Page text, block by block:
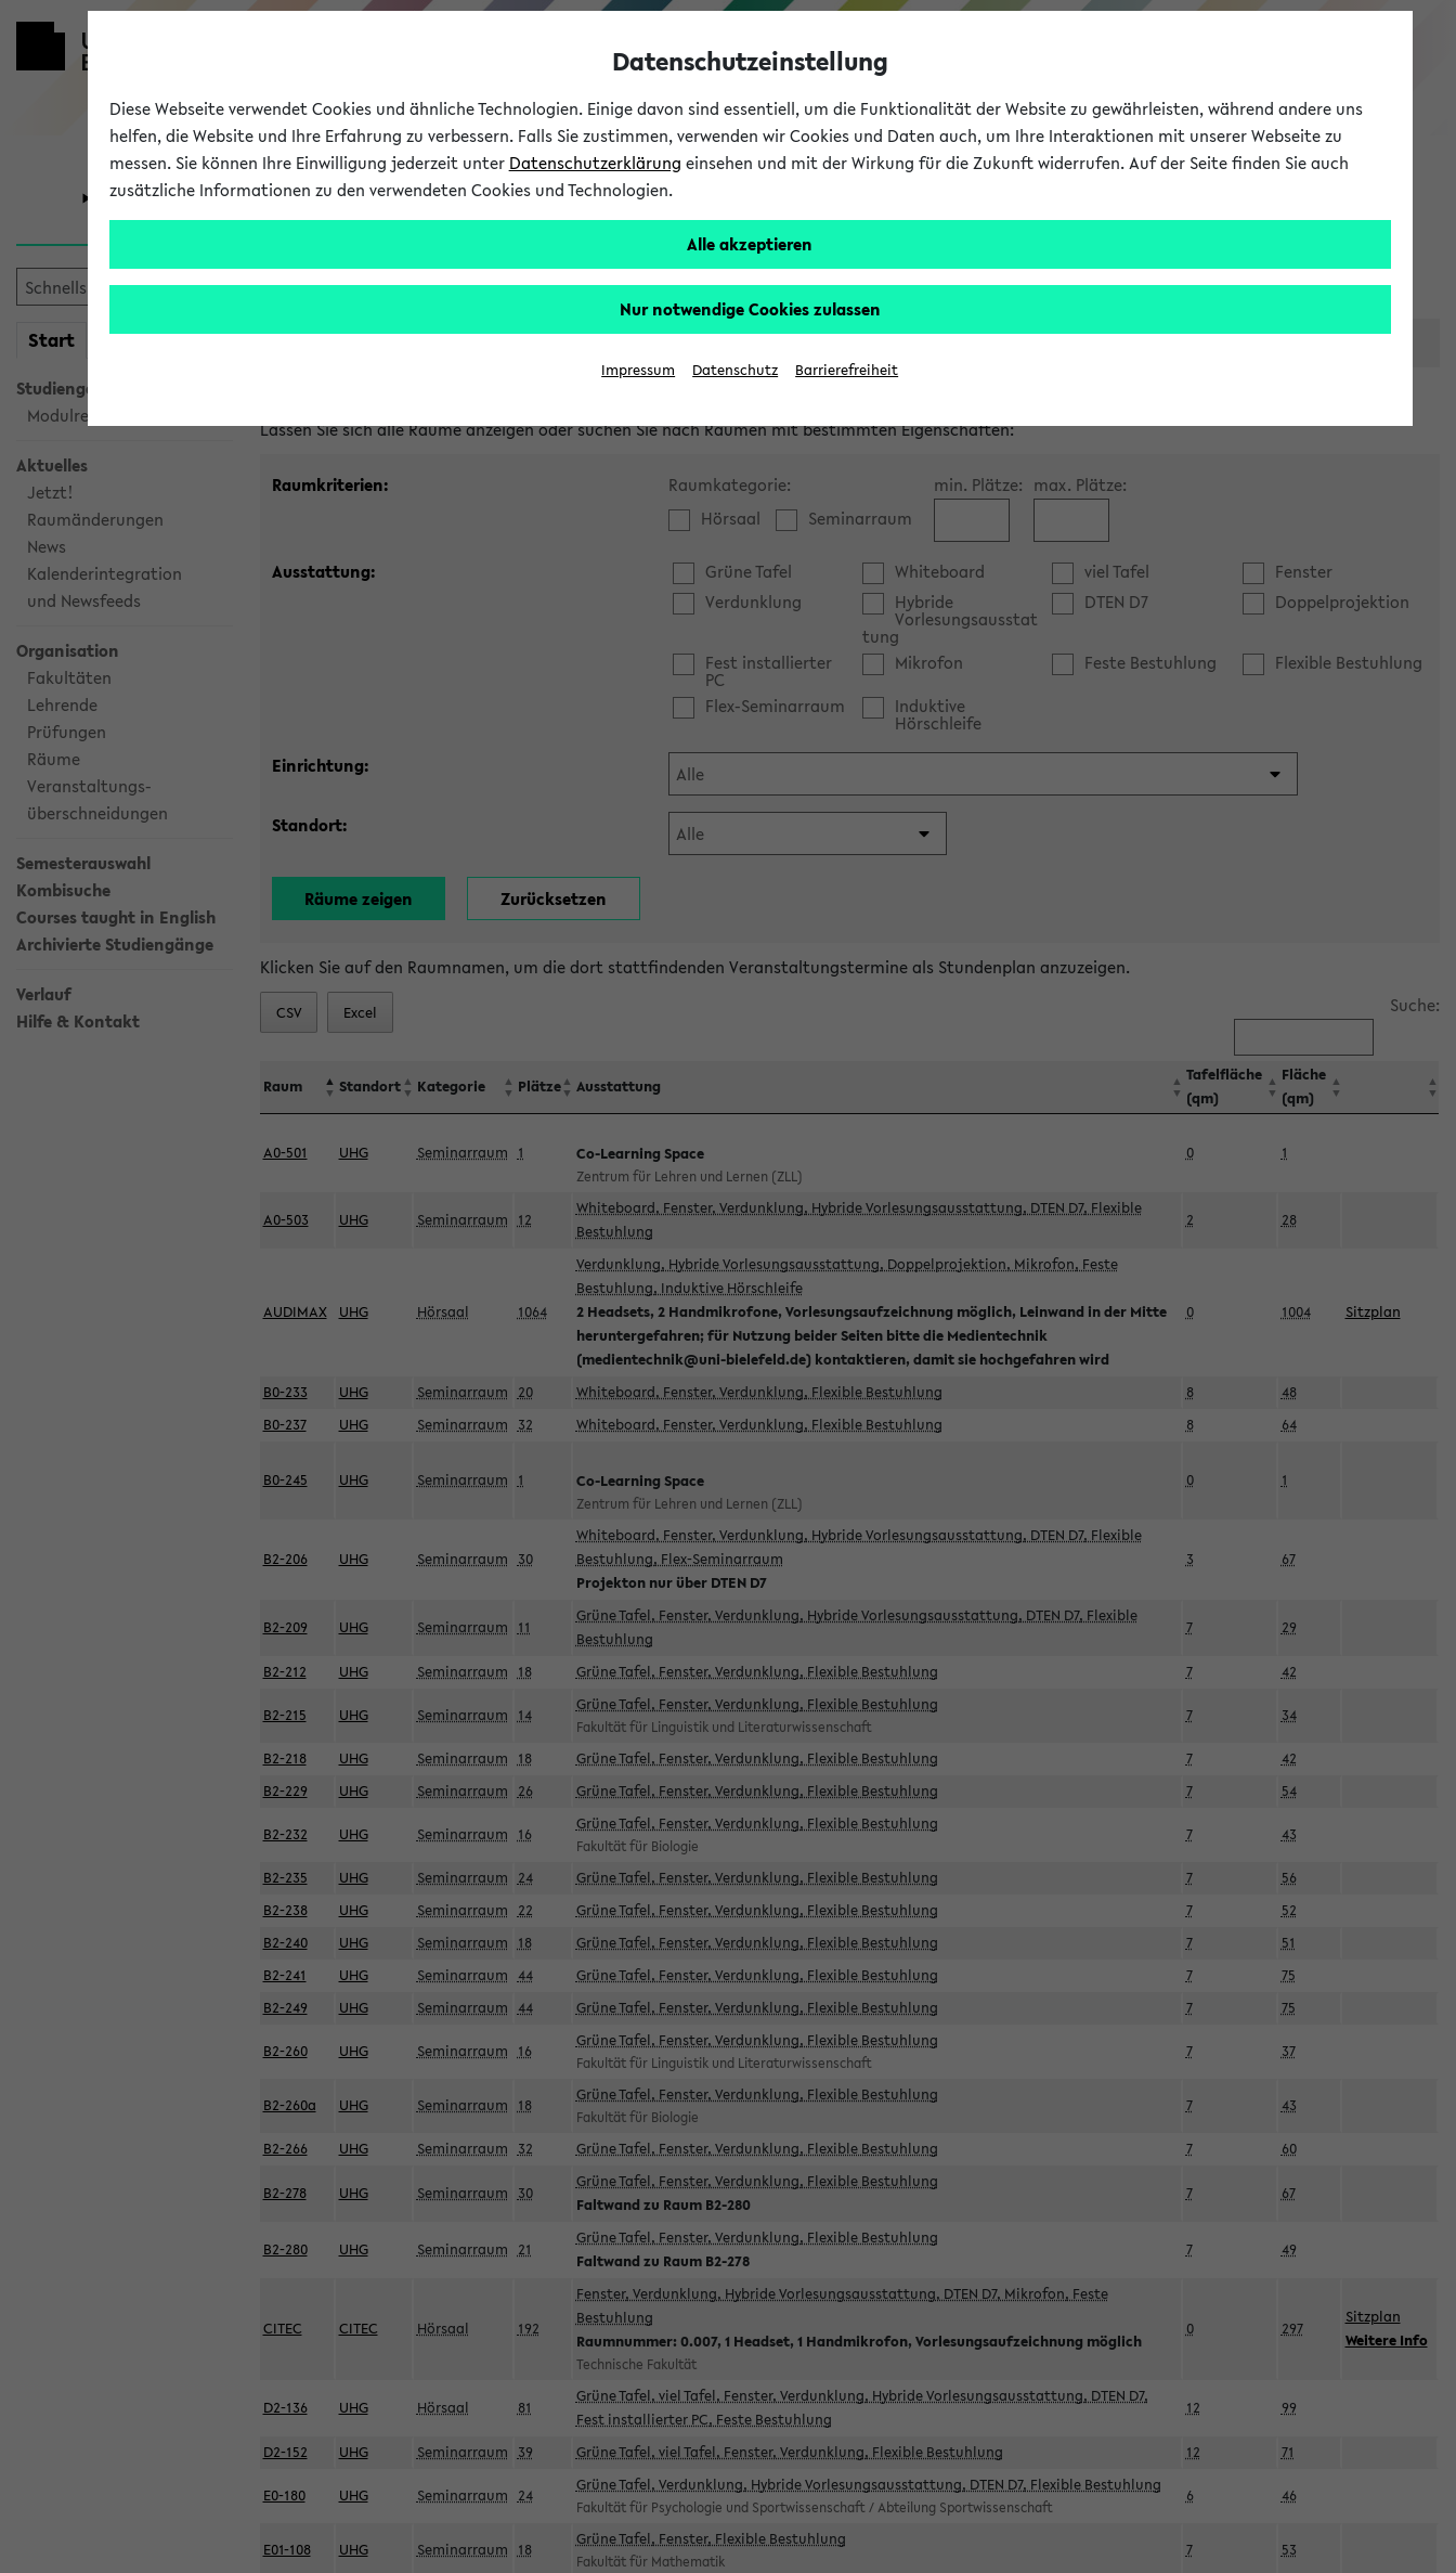
eKVV
Universität Forschung Studium
Start meineKVV
Studiengangsauswahl
Modulrecherche
Aktuelles
Jetzt!
Raumänderungen
News
Kalenderintegration
und Newsfeeds
Organisation
Fakultäten
Lehrende
Prüfungen
Räume
Veranstaltungs-
überschneidungen
Semesterauswahl
Kombisuche
Courses taught in English
Archivierte Studiengänge
Verlauf
Hilfe & Kontakt
Im eKVV verwaltete Räume
Lassen Sie sich alle Räume anzeigen oder suchen Sie nach Räumen mit bestimmten Eigenschaften:
Raumkriterien:
Raumkategorie:
Hörsaal
Seminarraum
min. Plätze: max. Plätze:
Ausstattung: Grüne Tafel Whiteboard viel Tafel
Fenster
Verdunklung
Hybride
Vorlesungsausstat
tung
DTEN D7 Doppelprojektion
Fest installierter
PC
Mikrofon Feste Bestuhlung
Flexible Bestuhlung
Flex-Seminarraum
Induktive
Hörschleife
Einrichtung:
Standort:
Klicken Sie auf den Raumnamen, um die dort stattfindenden Veranstaltungstermine als Stundenplan anzuzeigen.
CSV Excel Suche:
Raum Standort Kategorie Plätze Ausstattung
Tafelfläche
(qm)
Fläche
(qm)
A0-501 UHG Seminarraum 1 Co-Learning Space
Zentrum für Lehren und Lernen (ZLL)
0 1
A0-503 UHG Seminarraum 12
Whiteboard, Fenster, Verdunklung, Hybride Vorlesungsausstattung, DTEN D7, Flexible
Bestuhlung
2 28
AUDIMAX UHG Hörsaal 1064
Verdunklung, Hybride Vorlesungsausstattung, Doppelprojektion, Mikrofon, Feste
Bestuhlung, Induktive Hörschleife
2 Headsets, 2 Handmikrofone, Vorlesungsaufzeichnung möglich, Leinwand in der Mitte
heruntergefahren; für Nutzung beider Seiten bitte die Medientechnik
(medientechnik@uni-bielefeld.de) kontaktieren, damit sie hochgefahren wird
0 1004 Sitzplan
B0-233 UHG Seminarraum 20 Whiteboard, Fenster, Verdunklung, Flexible Bestuhlung 8
48
B0-237
UHG Seminarraum 32 Whiteboard, Fenster, Verdunklung, Flexible Bestuhlung 8 64
B0-245 UHG Seminarraum 1 Co-Learning Space
Zentrum für Lehren und Lernen (ZLL)
0 1
B2-206 UHG Seminarraum 30
Whiteboard, Fenster, Verdunklung, Hybride Vorlesungsausstattung, DTEN D7, Flexible
Bestuhlung, Flex-Seminarraum
Projekton nur über DTEN D7
3 67
B2-209 UHG Seminarraum 11
Grüne Tafel, Fenster, Verdunklung, Hybride Vorlesungsausstattung, DTEN D7, Flexible
Bestuhlung
7 29
B2-212 UHG Seminarraum 18 Grüne Tafel, Fenster, Verdunklung, Flexible Bestuhlung 7 42
B2-215 UHG Seminarraum 14
Grüne Tafel, Fenster, Verdunklung, Flexible Bestuhlung
Fakultät für Linguistik und Literaturwissenschaft
7 34
B2-218 UHG Seminarraum 18 Grüne Tafel, Fenster, Verdunklung, Flexible Bestuhlung 7
42
B2-229
UHG Seminarraum 26 Grüne Tafel, Fenster, Verdunklung, Flexible Bestuhlung 7 54
B2-232 UHG Seminarraum 16
Grüne Tafel, Fenster, Verdunklung, Flexible Bestuhlung
Fakultät für Biologie
7 43
B2-235 UHG Seminarraum 24 Grüne Tafel, Fenster, Verdunklung, Flexible Bestuhlung 7
56
B2-238
UHG Seminarraum 22 Grüne Tafel, Fenster, Verdunklung, Flexible Bestuhlung 7
52
B2-240
UHG Seminarraum 18 Grüne Tafel, Fenster, Verdunklung, Flexible Bestuhlung 7
51
B2-241
UHG Seminarraum 44 Grüne Tafel, Fenster, Verdunklung, Flexible Bestuhlung 7
75
B2-249
UHG Seminarraum 44 Grüne Tafel, Fenster, Verdunklung, Flexible Bestuhlung 7 75
B2-260 UHG Seminarraum 16
Grüne Tafel, Fenster, Verdunklung, Flexible Bestuhlung
Fakultät für Linguistik und Literaturwissenschaft
7 37
B2-260a UHG Seminarraum 18
Grüne Tafel, Fenster, Verdunklung, Flexible Bestuhlung
Fakultät für Biologie
7 43
B2-266 UHG Seminarraum 32 Grüne Tafel, Fenster, Verdunklung, Flexible Bestuhlung 7 60
B2-278 UHG Seminarraum 30
Grüne Tafel, Fenster, Verdunklung, Flexible Bestuhlung
Faltwand zu Raum B2-280
7 67
B2-280 UHG Seminarraum 21
Grüne Tafel, Fenster, Verdunklung, Flexible Bestuhlung
Faltwand zu Raum B2-278
7 49
CITEC CITEC Hörsaal 192
Fenster, Verdunklung, Hybride Vorlesungsausstattung, DTEN D7, Mikrofon, Feste
Bestuhlung
Raumnummer: 0.007, 1 Headset, 1 Handmikrofon, Vorlesungsaufzeichnung möglich
Technische Fakultät
0 297
Sitzplan
Weitere Info
D2-136 UHG Hörsaal 81
Grüne Tafel, viel Tafel, Fenster, Verdunklung, Hybride Vorlesungsausstattung, DTEN D7,
Fest installierter PC, Feste Bestuhlung
12 99
D2-152 UHG Seminarraum 39 Grüne Tafel, viel Tafel, Fenster, Verdunklung, Flexible Bestuhlung 12 71
E0-180 UHG Seminarraum 24
Grüne Tafel, Verdunklung, Hybride Vorlesungsausstattung, DTEN D7, Flexible Bestuhlung
Fakultät für Psychologie und Sportwissenschaft / Abteilung Sportwissenschaft
6 46
E01-108 UHG Seminarraum 18
Grüne Tafel, Fenster, Flexible Bestuhlung
Fakultät für Mathematik
7 53
Datenschutzeinstellung
Diese Webseite verwendet Cookies und ähnliche Technologien. Einige davon sind essentiell, um die Funktionalität der Website zu gewährleisten, während andere uns
helfen, die Website und Ihre Erfahrung zu verbessern. Falls Sie zustimmen, verwenden wir Cookies und Daten auch, um Ihre Interaktionen mit unserer Webseite zu
messen. Sie können Ihre Einwilligung jederzeit unter Datenschutzerklärung einsehen und mit der Wirkung für die Zukunft widerrufen. Auf der Seite finden Sie auch
zusätzliche Informationen zu den verwendeten Cookies und Technologien.
Alle akzeptieren
Nur notwendige Cookies zulassen
Impressum Datenschutz Barrierefreiheit